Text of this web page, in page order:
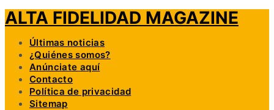
ALTA FIDELIDAD MAGAZINE
Últimas noticias
¿Quiénes somos?
Anúnciate aquí
Contacto
Política de privacidad
Sitemap